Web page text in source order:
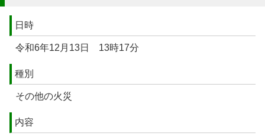
日時
令和6年12月13日 13時17分
種別
その他の火災
内容